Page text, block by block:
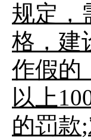
规定，
格，建
作假的
以上
的罚款;